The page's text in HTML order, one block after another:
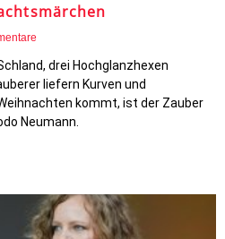
drei Hochglanzhexen
liefern Kurven und
kommt, ist der Zauber
Neumann.